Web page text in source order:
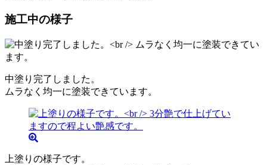
施工中の様子
中塗り完了しました。
ムラなく均一に塗装できています。
上塗りの様子です。